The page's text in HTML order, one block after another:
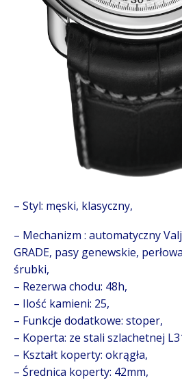
– Styl: męski, klasyczny,
– Mechanizm : automatyczny
GRADE, pasy genewskie,
śrubki,
– Rezerwa chodu: 48h,
– Ilość kamieni: 25,
– Funkcje dodatkowe: stoper,
– Koperta: ze stali szlachetnej
– Kształt koperty: okrągła,
– Średnica koperty: 42mm,